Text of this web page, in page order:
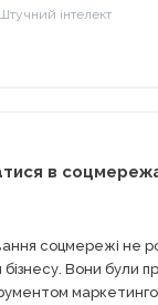
інтелект
в
соцмережі не
бізнесу. Вони були